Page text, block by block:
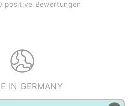
positive Bewertungen
IN GERMANY
in DE und AT